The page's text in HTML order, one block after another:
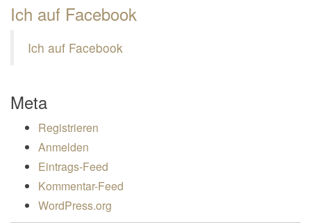
Ich auf Facebook
Ich auf Facebook
Meta
Registrieren
Anmelden
Eintrags-Feed
Kommentar-Feed
WordPress.org